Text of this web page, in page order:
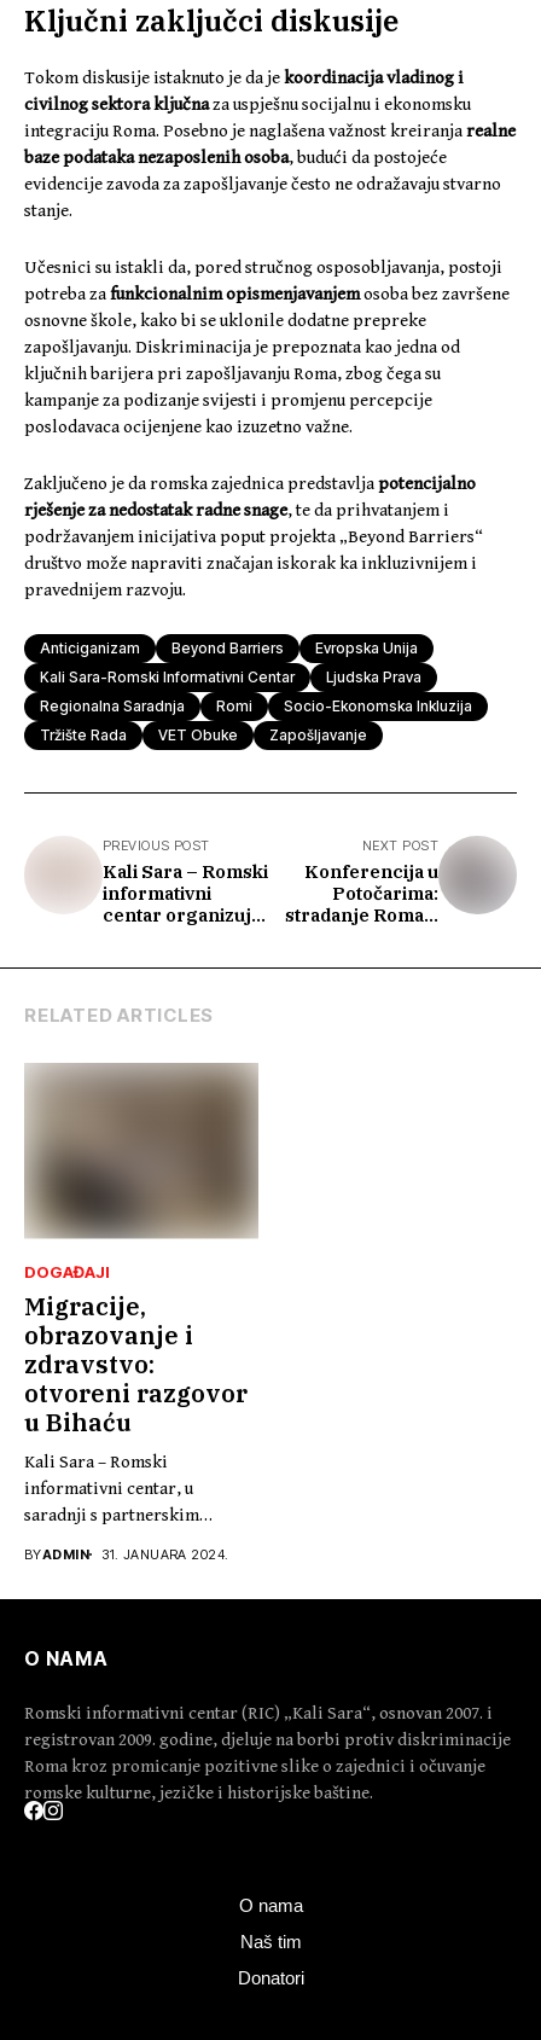
Ključni zaključci diskusije
Tokom diskusije istaknuto je da jekoordinacija vladinog i
civilnog sektora ključnaza uspješnu socijalnu i ekonomsku
integraciju Roma. Posebno je naglašena važnost kreiranjarealne
baze podataka nezaposlenih osoba, budući da postojeće
evidencije zavoda za zapošljavanje često ne odražavaju stvarno
stanje.
Učesnici su istakli da, pored stručnog osposobljavanja, postoji
potreba zafunkcionalnim opismenjavanjemosoba bez završene
osnovne škole, kako bi se uklonile dodatne prepreke
zapošljavanju. Diskriminacija je prepoznata kao jedna od
ključnih barijera pri zapošljavanju Roma, zbog čega su
kampanje za podizanje svijesti i promjenu percepcije
poslodavaca ocijenjene kao izuzetno važne.
Zaključeno je da romska zajednica predstavljapotencijalno
rješenje za nedostatak radne snage, te da prihvatanjem i
podržavanjem inicijativa poput projekta „Beyond Barriers“
društvo može napraviti značajan iskorak ka inkluzivnijem i
pravednijem razvoju.
Anticiganizam Beyond Barriers
Evropska Unija
Kali Sara-Romski Informativni Centar
Ljudska Prava
Regionalna Saradnja
Romi
Socio-Ekonomska Inkluzija
Tržište Rada
VET Obuke Zapošljavanje
PREVIOUS POST
Kali Sara – Romski
informativni
centar organizuje
RESILIENCE OF
WESTERN
BALKANS“
NEXT POST
Konferencija u
Potočarima:
stradanje Roma u
RELATED ARTICLES
DOGAĐAJI
Migracije,
obrazovanje i
zdravstvo:
otvoreni razgovor
u Bihaću
Kali Sara – Romski
informativni centar, u
saradnji s partnerskim
BYADMIN 31. JANUARA 2024.
O NAMA
Romski informativni centar (RIC) „Kali Sara“, osnovan 2007. i
registrovan 2009. godine, djeluje na borbi protiv diskriminacije
Roma kroz promicanje pozitivne slike o zajednici i očuvanje
romske kulturne, jezičke i historijske baštine.
O nama
Naš tim
Donatori